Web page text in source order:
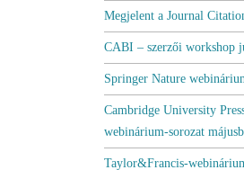
Megjelent a Journal
CABI – szerzői workshop
Springer Nature
Cambridge University
webinárium-sorozat
Taylor&Francis-